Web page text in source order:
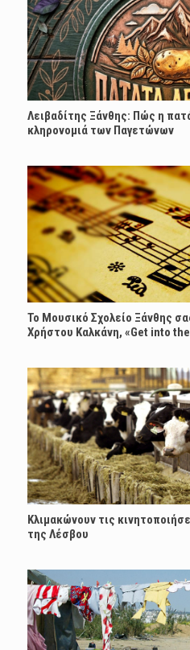
Λειβαδίτης Ξάνθης: Πώς η
κληρονομιά των Παγετώνων
Το Μουσικό Σχολείο Ξάνθης
Χρήστου Καλκάνη, «Get into
Κλιμακώνουν τις
της Λέσβου